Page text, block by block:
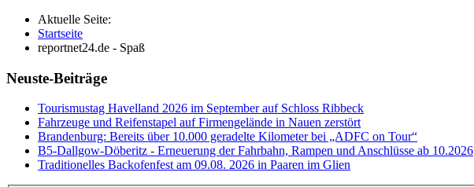
Aktuelle Seite:
Startseite
reportnet24.de - Spaß
Neuste-Beiträge
Tourismustag Havelland 2026 im September auf Schloss Ribbeck
Fahrzeuge und Reifenstapel auf Firmengelände in Nauen zerstört
Brandenburg: Bereits über 10.000 geradelte Kilometer bei „ADFC on Tour“
B5-Dallgow-Döberitz - Erneuerung der Fahrbahn, Rampen und Anschlüsse ab 10.2026
Traditionelles Backofenfest am 09.08. 2026 in Paaren im Glien